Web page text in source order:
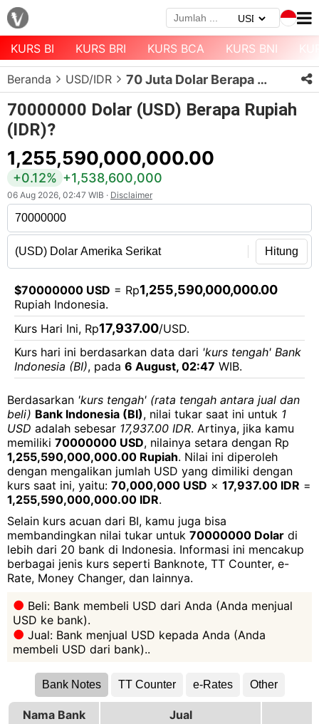
Menu
Halaman
Depan
Daftar
Mata
Uang
Daftar
Kurs
Bank
KURS BI KURS BRI KURS BCA KURS BNI
Beranda USD/IDR 70 Juta Dolar Berapa Rupiah?
70000000 Dolar (USD) Berapa Rupiah
(IDR)?
1,255,590,000,000.00
+0.12% +1,538,600,000
06 Aug 2026, 02:47 WIB · Disclaimer
Hitung
$70000000 USD = Rp1,255,590,000,000.00
Rupiah Indonesia.
Kurs Hari Ini, Rp17,937.00/USD.
Kurs hari ini berdasarkan data dari 'kurs tengah' Bank
Indonesia (BI), pada 6 August, 02:47 WIB.
Berdasarkan 'kurs tengah' (rata tengah antara jual dan
beli) Bank Indonesia (BI), nilai tukar saat ini untuk 1
USD adalah sebesar 17,937.00 IDR. Artinya, jika kamu
memiliki 70000000 USD, nilainya setara dengan Rp
1,255,590,000,000.00 Rupiah. Nilai ini diperoleh
dengan mengalikan jumlah USD yang dimiliki dengan
kurs saat ini, yaitu: 70,000,000 USD × 17,937.00 IDR =
1,255,590,000,000.00 IDR.
Selain kurs acuan dari BI, kamu juga bisa
membandingkan nilai tukar untuk 70000000 Dolar di
lebih dari 20 bank di Indonesia. Informasi ini mencakup
berbagai jenis kurs seperti Banknote, TT Counter, e-
Rate, Money Changer, dan lainnya.
Beli: Bank membeli USD dari Anda (Anda menjual
USD ke bank).
Jual: Bank menjual USD kepada Anda (Anda
membeli USD dari bank)..
Bank Notes TT Counter e-Rates Other
Nama Bank
Jual